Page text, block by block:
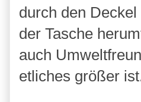
durch den
der Tasche
auch
etliches größer